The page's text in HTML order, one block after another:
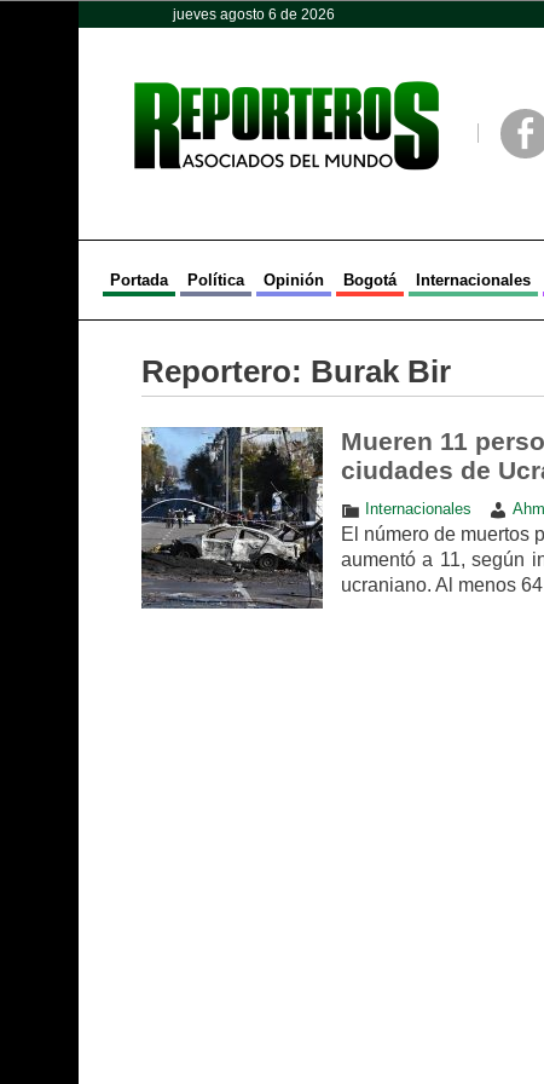
jueves agosto 6 de 2026
Portada Política Opinión Bogotá Internacionales
Reportero: Burak Bir
Mueren 11
ciudades de
Internacionales
El número de muertos
aumentó a 11, según
ucraniano. Al menos
Opinión Política